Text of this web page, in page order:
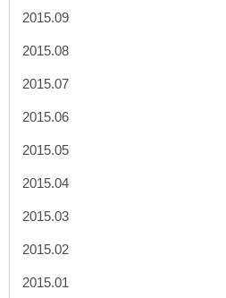
2015.09
2015.08
2015.07
2015.06
2015.05
2015.04
2015.03
2015.02
2015.01